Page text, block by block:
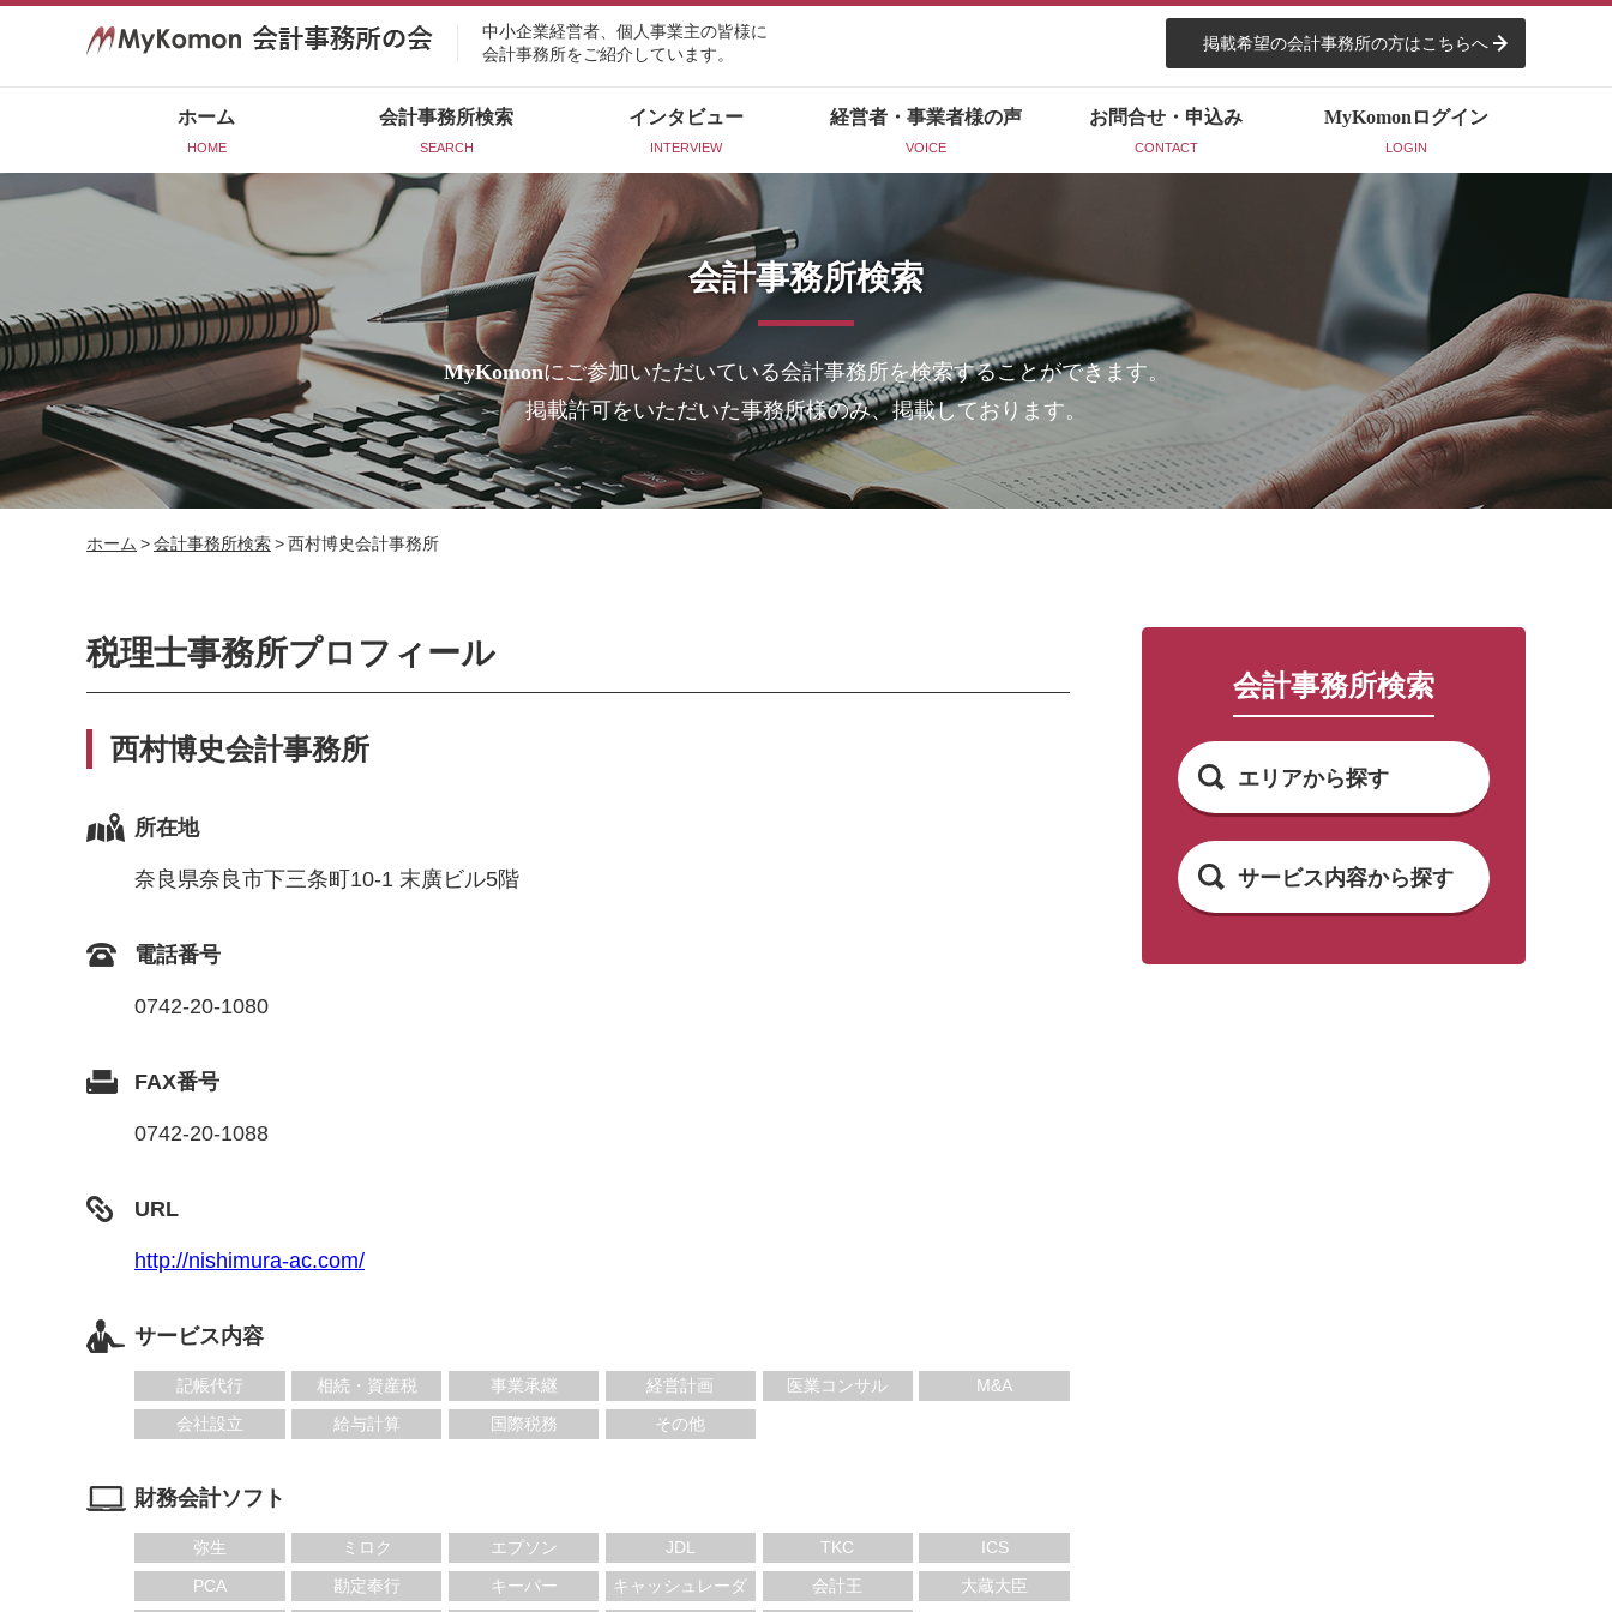
中小企業経営者、個人事業主の皆様に
会計事務所をご紹介しています。
掲載希望の会計事務所の方はこちらへ
ホーム
HOME
会計事務所検索
SEARCH
インタビュー
INTERVIEW
経営者・事業者様の声
VOICE
お問合せ・申込み
CONTACT
MyKomon ログイン
LOGIN
会計事務所検索
MyKomonにご参加いただいている会計事務所を検索することができます。
掲載許可をいただいた事務所様のみ、掲載しております。
ホーム >会計事務所検索>西村博史会計事務所
税理士事務所プロフィール
西村博史会計事務所
所在地
奈良県奈良市下三条町10-1 末廣ビル5階
電話番号
0742-20-1080
FAX番号
0742-20-1088
URL
http://nishimura-ac.com/
サービス内容
記帳代行 相続・資産税 事業承継 経営計画 医業コンサル
M&A
会社設立
給与計算 国際税務 その他
財務会計ソフト
弥生 ミロク エプソン JDL TKC
ICS
PCA
勘定奉行 キーパー
キャッシュレーダ
会計王 大蔵大臣
会計事務所検索
エリアから探す
サービス内容から探す